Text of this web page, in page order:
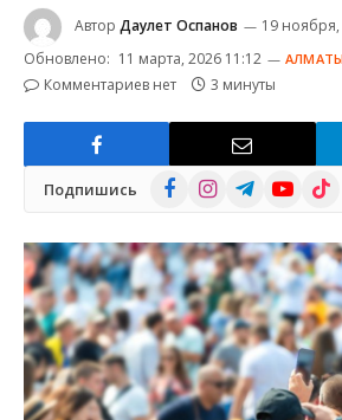
Автор Даулет Оспанов
19 ноября,
Обновлено: 11 марта, 2026 11:12 АЛМАТЫ
Комментариев нет 3 минуты
Подпишись FacebookInstagramTelegramYouTube
TikTok